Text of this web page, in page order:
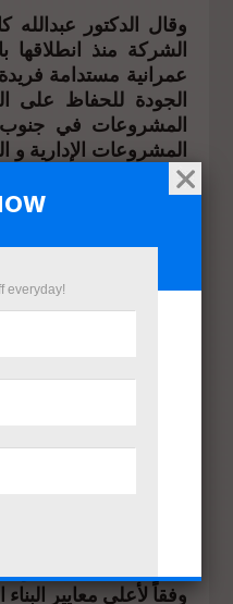
وقال الدكتور
الشركة منذ
عمرانية مستدامة
الجودة للحفاظ على
المشروعات في جنوب
المشروعات الإدارية و
نهضة عمرانية عصرية
تواكب متطلبات
العقارى فى أكثر
تسليم
ارتفاع أسعار المواد
جهداً في تنفيذ
المسطحات المائية
وفقاً لأعلي معايير البناء
everyday!